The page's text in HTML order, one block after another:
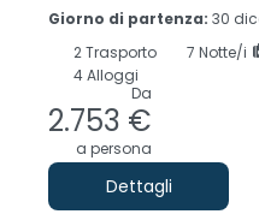
Giorno di partenza: 30
2Trasporto 7 Notte/i
4 Alloggi
Da
2.753 €
a persona
Dettagli